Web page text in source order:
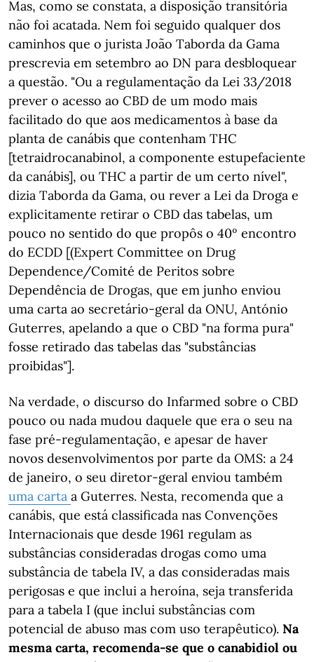
Mas, como se constata, a disposição transitória
não foi acatada. Nem foi seguido qualquer dos
caminhos que o jurista João Taborda da Gama
prescrevia em setembro ao DN para desbloquear
a questão. "Ou a regulamentação da Lei 33/2018
prever o acesso ao CBD de um modo mais
facilitado do que aos medicamentos à base da
planta de canábis que contenham THC
[tetraidrocanabinol, a componente estupefaciente
da canábis], ou THC a partir de um certo nível",
dizia Taborda da Gama, ou rever a Lei da Droga e
explicitamente retirar o CBD das tabelas, um
pouco no sentido do que propôs o 40º encontro
do ECDD [(Expert Committee on Drug
Dependence/Comité de Peritos sobre
Dependência de Drogas, que em junho enviou
uma carta ao secretário-geral da ONU, António
Guterres, apelando a que o CBD "na forma pura"
fosse retirado das tabelas das "substâncias
proibidas"].
Na verdade, o discurso do Infarmed sobre o CBD
pouco ou nada mudou daquele que era o seu na
fase pré-regulamentação, e apesar de haver
novos desenvolvimentos por parte da OMS: a 24
de janeiro, o seu diretor-geral enviou também
uma carta a Guterres. Nesta, recomenda que a
canábis, que está classificada nas Convenções
Internacionais que desde 1961 regulam as
substâncias consideradas drogas como uma
substância de tabela IV, a das consideradas mais
perigosas e que inclui a heroína, seja transferida
para a tabela I (que inclui substâncias com
potencial de abuso mas com uso terapêutico). Na
mesma carta, recomenda-se que o canabidiol ou